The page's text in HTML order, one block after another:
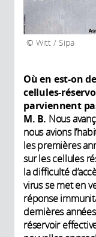
Witt / Sipa
Où en est-on
cellules-
parviennent
M. B. Nous
nous avions
les premières
sur les cellules
la difficulté
virus se met en
réponse
dernières
réservoir